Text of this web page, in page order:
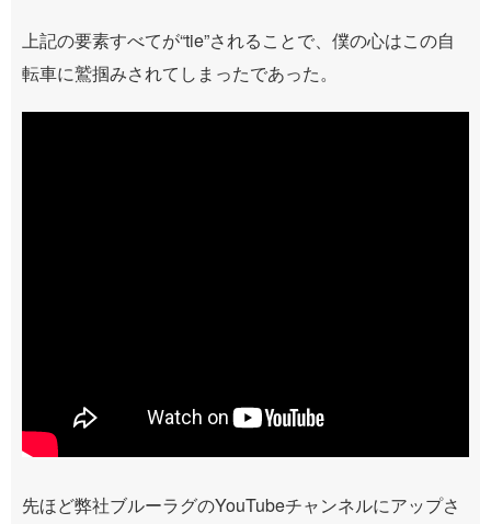
上記の要素すべてが“tie”されることで、僕の心はこの自
転車に鷲掴みされてしまったであった。
先ほど弊社ブルーラグのYouTubeチャンネルにアップさ